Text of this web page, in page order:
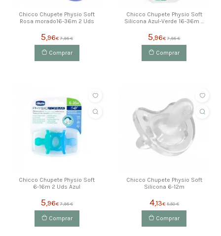
Chicco Chupete Physio Soft
Rosa morado16-36m 2 Uds
5,96€ 7,95 €
Comprar
Chicco Chupete Physio Soft
Silicona Azul-Verde 16-36m 2
5,96€ 7,95 €
Comprar
Chicco Chupete Physio Soft
6-16m 2 Uds Azul
5,96€ 7,95 €
Comprar
Chicco Chupete Physio Soft
Silicona 6-12m
4,13€ 5,50 €
Comprar